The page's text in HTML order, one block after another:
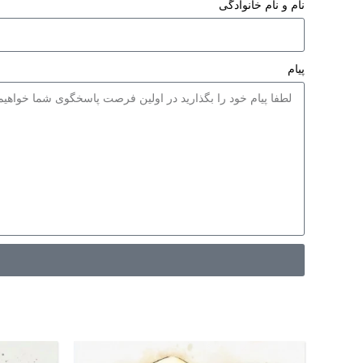
نام و نام خانوادگی
پیام